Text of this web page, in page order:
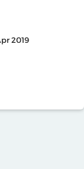
2019